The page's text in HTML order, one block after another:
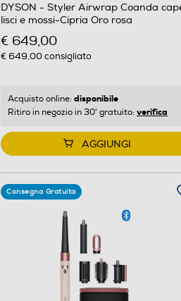
DYSON - Styler Airwrap Coanda
lisci e mossi-Cipria Oro rosa
€ 649,00
€ 649,00consigliato
Acquisto online: disponibile
Ritiro in negozio in 30' gratuito: verifica
AGGIUNGI
Consegna Gratuita